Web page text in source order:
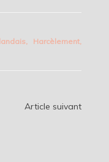
Harcèlement
Article suivant